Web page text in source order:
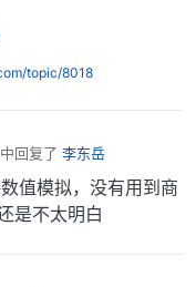
topic/8018
中回复了 李东岳
值模拟，没有用到商
是不太明白